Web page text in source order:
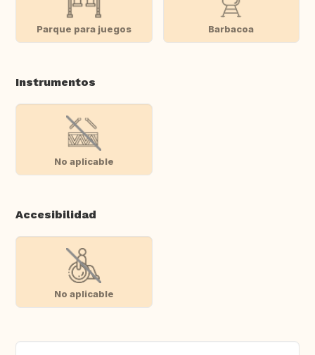
Parque para juegos Barbacoa
Instrumentos
No aplicable
Accesibilidad
No aplicable